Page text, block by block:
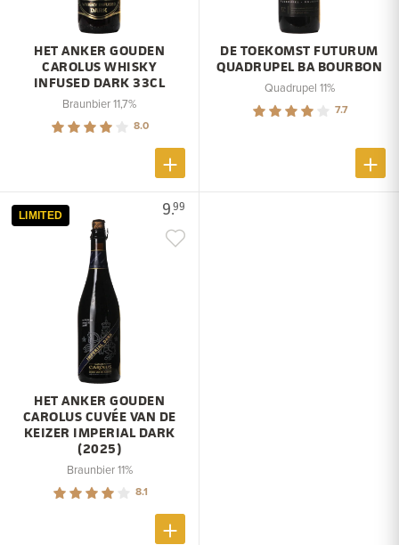
HET ANKER GOUDEN
CAROLUS WHISKY
INFUSED DARK 33CL
Braunbier 11,7%
8.0
DE TOEKOMST FUTURUM
QUADRUPEL BA BOURBON
Quadrupel 11%
7.7
9.99
LIMITED
HET ANKER GOUDEN
CAROLUS CUVÉE VAN DE
KEIZER IMPERIAL DARK
(2025)
Braunbier 11%
8.1